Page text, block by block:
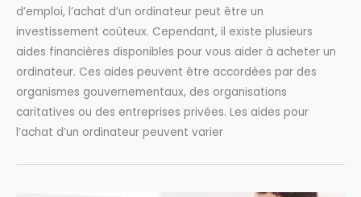
d’emploi, l’achat d’un ordinateur peut être un
investissement coûteux. Cependant, il existe plusieurs
aides financières disponibles pour vous aider à acheter un
ordinateur. Ces aides peuvent être accordées par des
organismes gouvernementaux, des organisations
caritatives ou des entreprises privées. Les aides pour
l’achat d’un ordinateur peuvent varier